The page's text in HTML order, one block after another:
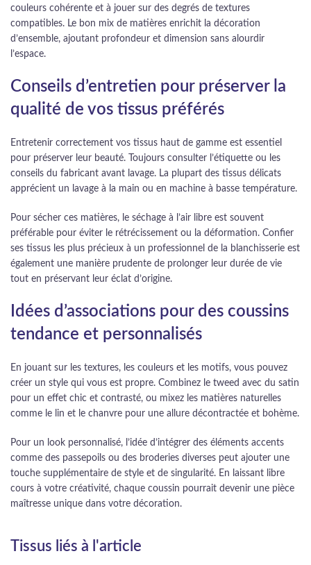
couleurs cohérente et à jouer sur des degrés de textures
compatibles. Le bon mix de matières enrichit la décoration
d’ensemble, ajoutant profondeur et dimension sans alourdir
l’espace.
Conseils d’entretien pour préserver la
qualité de vos tissus préférés
Entretenir correctement vos tissus haut de gamme est essentiel
pour préserver leur beauté. Toujours consulter l’étiquette ou les
conseils du fabricant avant lavage. La plupart des tissus délicats
apprécient un lavage à la main ou en machine à basse température.
Pour sécher ces matières, le séchage à l’air libre est souvent
préférable pour éviter le rétrécissement ou la déformation. Confier
ses tissus les plus précieux à un professionnel de la blanchisserie est
également une manière prudente de prolonger leur durée de vie
tout en préservant leur éclat d’origine.
Idées d’associations pour des coussins
tendance et personnalisés
En jouant sur les textures, les couleurs et les motifs, vous pouvez
créer un style qui vous est propre. Combinez le tweed avec du satin
pour un effet chic et contrasté, ou mixez les matières naturelles
comme le lin et le chanvre pour une allure décontractée et bohème.
Pour un look personnalisé, l’idée d’intégrer des éléments accents
comme des passepoils ou des broderies diverses peut ajouter une
touche supplémentaire de style et de singularité. En laissant libre
cours à votre créativité, chaque coussin pourrait devenir une pièce
maîtresse unique dans votre décoration.
Tissus liés à l'article